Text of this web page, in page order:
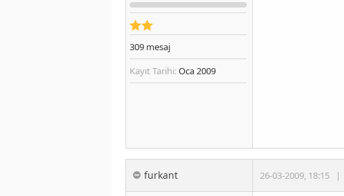
309 mesaj
Kayıt Tarihi:Oca 2009
furkant 26-03-2009, 18:15 |